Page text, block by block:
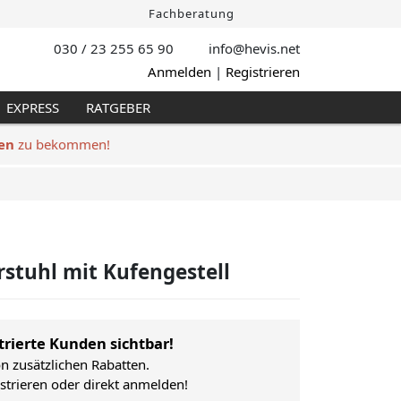
Fachberatung
030 / 23 255 65 90 info@hevis.net
Anmelden | Registrieren
EXPRESS RATGEBER
zu bekommen!
mit Kufengestell
Kunden sichtbar!
zusätzlichen Rabatten.
oder direkt anmelden!